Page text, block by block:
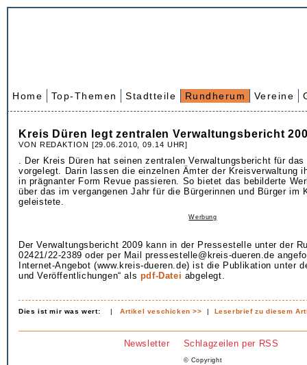
Home Top-Themen Stadtteile Rundherum Vereine
Kreis Düren legt zentralen Verwaltungsbericht
VON REDAKTION [29.06.2010, 09.14 UHR]
. Der Kreis Düren hat seinen zentralen Verwaltungsbericht für das
vorgelegt. Darin lassen die einzelnen Ämter der Kreisverwaltung
in prägnanter Form Revue passieren. So bietet das bebilderte
über das im vergangenen Jahr für die Bürgerinnen und Bürger im
geleistete.
Werbung
Der Verwaltungsbericht 2009 kann in der Pressestelle unter der
02421/22-2389 oder per Mail pressestelle@kreis-dueren.de
Internet-Angebot (www.kreis-dueren.de) ist die Publikation unter
und Veröffentlichungen“ als pdf-Datei abgelegt.
Dies ist mir was wert: |Artikel veschicken >> | Leserbrief zu diesem
Newsletter Schlagzeilen per RSS
© Copyright